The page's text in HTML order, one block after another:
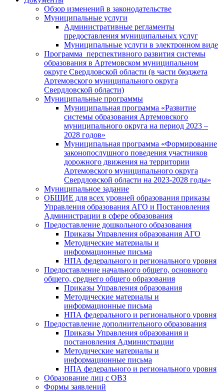
Обзор изменений в законодательстве
Муниципальные услуги
Административные регламенты
предоставления муниципальных услуг
Муниципальные услуги в электронном виде
Программа перспективного развития системы
образования в Артемовском муниципальном
округе Свердловской области (в части бюджета
Артемовского муниципального округа
Свердловской области)
Муниципальные программы
Муниципальная программа «Развитие
системы образования Артемовского
муниципального округа на период 2023 –
2028 годов»
Муниципальная программа «Формирование
законопослушного поведения участников
дорожного движения на территории
Артемовского муниципального округа
Свердловской области на 2023-2028 годы»
Муниципальное задание
ОБЩИЕ для всех уровней образования приказы
Управления образования АГО и Постановления
Администрации в сфере образования
Предоставление дошкольного образования
Приказы Управления образования АГО
Методические материалы и
информационные письма
НПА федерального и регионального уровня
Предоставление начального общего, основного
общего, среднего общего образования
Приказы Управления образования
Методические материалы и
информационные письма
НПА федерального и регионального уровня
Предоставление дополнительного образования
Приказы Управления образования и
постановления Администрации
Методические материалы и
информационные письма
НПА федерального и регионального уровня
Образование лиц с ОВЗ
Формы заявлений